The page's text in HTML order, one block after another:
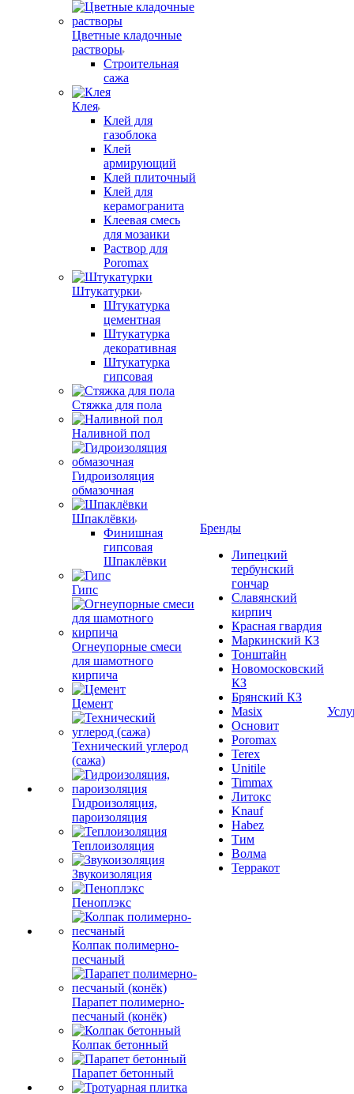
Цветные кладочные
растворы
Строительная
сажа
Клея
Клей для
газоблока
Клей
армирующий
Клей плиточный
Клей для
керамогранита
Клеевая смесь
для мозаики
Раствор для
Poromax
Штукатурки
Штукатурка
цементная
Штукатурка
декоративная
Штукатурка
гипсовая
Стяжка для пола
Наливной пол
Гидроизоляция
обмазочная
Шпаклёвки
Финишная
гипсовая
Шпаклёвки
Гипс
Огнеупорные смеси
для шамотного
кирпича
Цемент
Технический углерод
(сажа)
Гидроизоляция,
пароизоляция
Теплоизоляция
Звукоизоляция
Пеноплэкс
Колпак полимерно-
песчаный
Парапет полимерно-
песчаный (конёк)
Колпак бетонный
Парапет бетонный
Бренды
Липецкий
тербунский
гончар
Славянский
кирпич
Красная гвардия
Маркинский КЗ
Тонштайн
Новомосковский
КЗ
Брянский КЗ
Masix
Основит
Poromax
Terex
Unitile
Timmax
Литокс
Knauf
Habez
Тим
Волма
Терракот